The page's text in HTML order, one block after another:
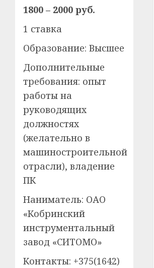
1800 – 2000 руб.
1 ставка
Образование: Высшее
Дополнительные
требования: опыт
работы на
руководящих
должностях
(желательно в
машиностроительной
отрасли), владение
ПК
Наниматель: ОАО
«Кобринский
инструментальный
завод «СИТОМО»
Контакты: +375(1642)